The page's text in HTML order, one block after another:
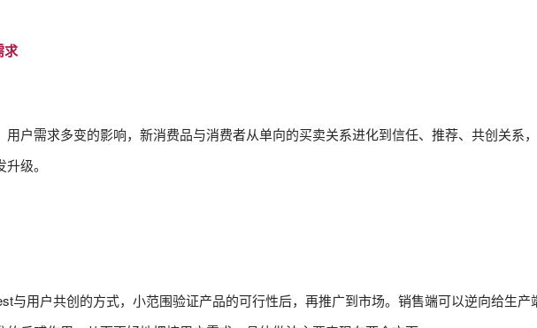
求
户需求多变的影响，新消费品与消费者从单向的买卖关系进化到信任、推荐、共创关系
级。
与用户共创的方式，小范围验证产品的可行性后，再推广到市场。销售端可以逆向给生产